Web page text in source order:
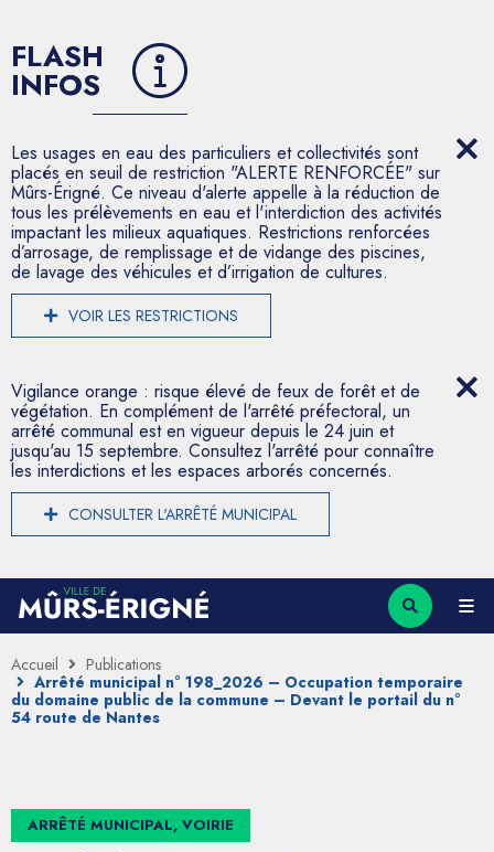
FLASH
INFOS
Les usages en eau des particuliers et collectivités sont
placés en seuil de restriction "ALERTE RENFORCÉE" sur
Mûrs-Érigné. Ce niveau d'alerte appelle à la réduction de
tous les prélèvements en eau et l'interdiction des activités
impactant les milieux aquatiques. Restrictions renforcées
d’arrosage, de remplissage et de vidange des piscines,
de lavage des véhicules et d’irrigation de cultures.
VOIR LES RESTRICTIONS
Vigilance orange : risque élevé de feux de forêt et de
végétation. En complément de l'arrêté préfectoral, un
arrêté communal est en vigueur depuis le 24 juin et
jusqu'au 15 septembre. Consultez l'arrêté pour connaître
les interdictions et les espaces arborés concernés.
CONSULTER L'ARRÊTÉ MUNICIPAL
Accueil
Publications
Arrêté municipal n° 198_2026 – Occupation temporaire
du domaine public de la commune – Devant le portail du n°
54 route de Nantes
ARRÊTÉ MUNICIPAL, VOIRIE